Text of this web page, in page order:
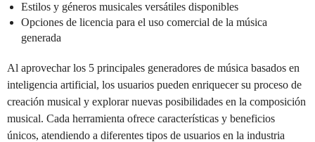
Estilos y géneros musicales versátiles disponibles
Opciones de licencia para el uso comercial de la música
generada
Al aprovechar los 5 principales generadores de música basados en
inteligencia artificial, los usuarios pueden enriquecer su proceso de
creación musical y explorar nuevas posibilidades en la composición
musical. Cada herramienta ofrece características y beneficios
únicos, atendiendo a diferentes tipos de usuarios en la industria